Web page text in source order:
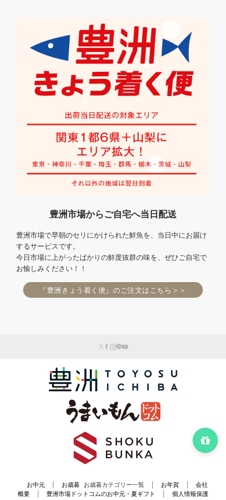
豊洲市場からご自宅へ当日配送
豊洲市場で早朝のセリにかけられた鮮魚を、当日中にお届け
するサービスです。
今日市場に上がったばかりの鮮度抜群の味を、ぜひご自宅で
お愉しみください！！
『豊洲きょう着く便』のご注文はこちら＞＞
お中元 お歳暮 お歳暮カテゴリー一覧 お年賀
会社
概要
豊洲市場ドットコムのお中元・夏ギフト
個人情報保護